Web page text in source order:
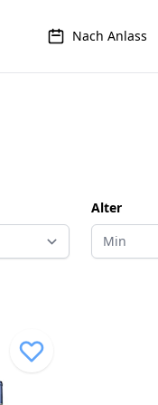
Nach Anlass
Alter